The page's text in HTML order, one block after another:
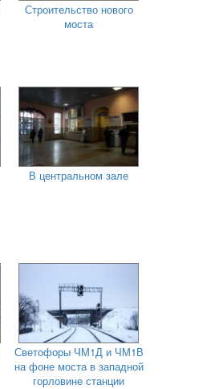
Строительство нового
моста
В центральном зале
Светофоры ЧМ1Д и ЧМ1В
на фоне моста в западной
горловине станции